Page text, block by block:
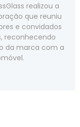
realizou a
que reuniu
e convidados
reconhecendo
da marca com a